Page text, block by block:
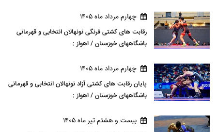
چهارم مرداد ماه 1405
رقابت های کشتی فرنگی نونهالان انتخابی و قهرمانی
باشگاههای خوزستان / اهواز :
چهارم مرداد ماه 1405
پایان رقابت های کشتی آزاد نونهالان انتخابی و قهرمانی
باشگاههای خوزستان / اهواز :
بيست و هشتم تير ماه 1405